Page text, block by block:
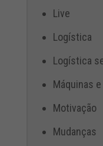
Live
Logística
Logística
Máquinas
Motivação
Mudanças